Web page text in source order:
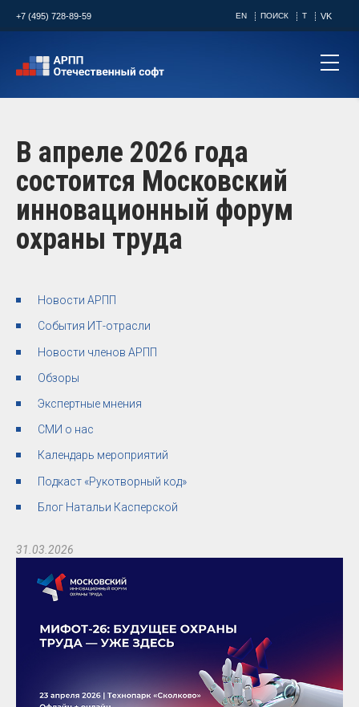
+7 (495) 728-89-59 EN ПОИСК T VK
В апреле 2026 года
состоится Московский
инновационный форум
охраны труда
Новости АРПП
События ИТ-отрасли
Новости членов АРПП
Обзоры
Экспертные мнения
СМИ о нас
Календарь мероприятий
Подкаст «Рукотворный код»
Блог Натальи Касперской
31.03.2026